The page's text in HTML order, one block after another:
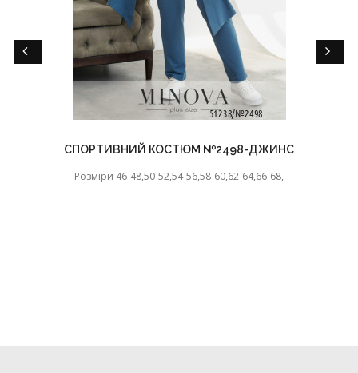
СПОРТИВНИЙ КОСТЮМ №2498-ДЖИНС
Розміри 46-48,50-52,54-56,58-60,62-64,66-68,